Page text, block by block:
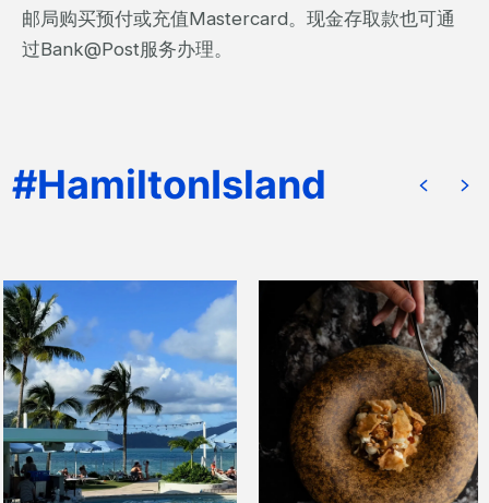
邮局购买预付或充值Mastercard。现金存取款也可通
过Bank@Post服务办理。